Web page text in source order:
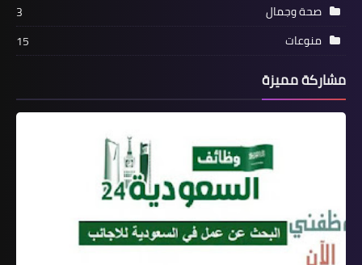
صحة وجمال
3
منوعات
15
مشاركة مميزة